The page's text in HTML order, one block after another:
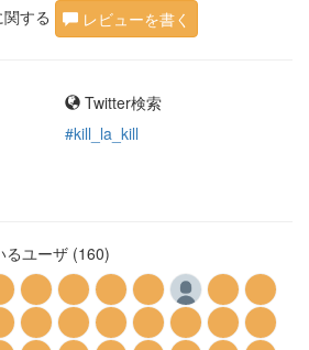
する レビューを書く
Twitter検索
#kill_la_kill
るユーザ (160)